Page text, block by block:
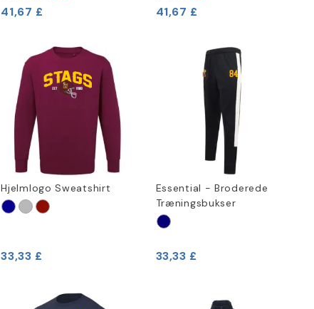
41,67 £ 41,67 £
Hjelmlogo Sweatshirt
33,33 £
Essential - Broderede
Træningsbukser
33,33 £